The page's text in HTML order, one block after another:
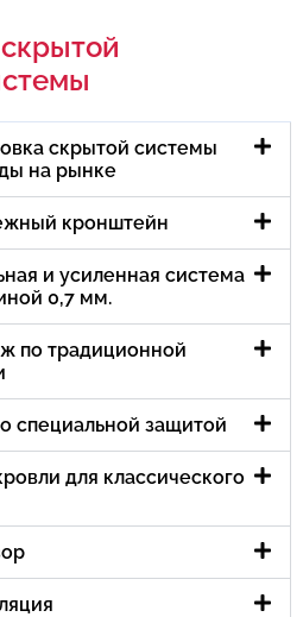
скрытой системы
на рынке
кронштейн
и усиленная система
0,7 мм.
по традиционной
специальной защитой
для классического